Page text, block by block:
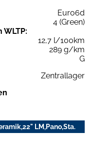
Euro6d
4 (Green)
12,7 l/100km
289 g/km
G
Zentrallager
LM,Pano,Sta.